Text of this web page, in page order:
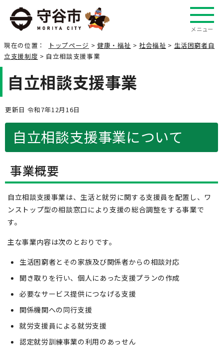
メニュー
現在の位置： トップページ > 健康・福祉 >社会福祉 > 生活困窮者自
立支援制度 > 自立相談支援事業
自立相談支援事業
更新日 令和7年12月16日
自立相談支援事業について
事業概要
自立相談支援事業は、生活と就労に関する支援員を配置し、ワ
ンストップ型の相談窓口により支援の総合調整をする事業で
す。
主な事業内容は次のとおりです。
生活困窮者とその家族及び関係者からの相談対応
聞き取りを行い、個人にあった支援プランの作成
必要なサービス提供につなげる支援
関係機関への同行支援
就労支援員による就労支援
認定就労訓練事業の利用のあっせん